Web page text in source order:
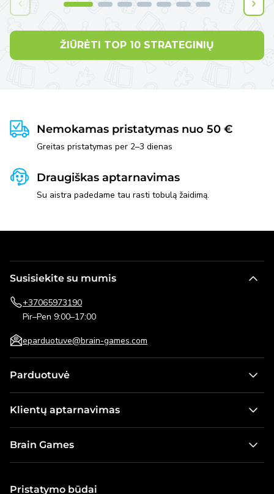
ŽIŪRĖTI TOP 10 STRATEGINIŲ
Nemokamas pristatymas nuo 50 €
Greitas pristatymas per 2–3 dienas
Draugiškas aptarnavimas
Su aistra padedame tau rasti tobulą žaidimą.
Susisiekite su mumis
+37065973190
Pir–Pen 9:00–17:00
eparduotuve@brain-games.com
Parduotuvė
Žaidimai vaikams
Klientų aptarnavimas
Pristatymo informacija
Dovanų kortelė
Brain Games
Naujienos
Pristatymo būdai